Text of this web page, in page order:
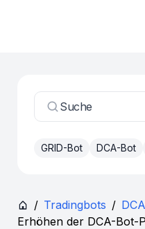
Suche
GRID-Bot DCA-Bot
/ Tradingbots /
Erhöhen der DCA-Bot-